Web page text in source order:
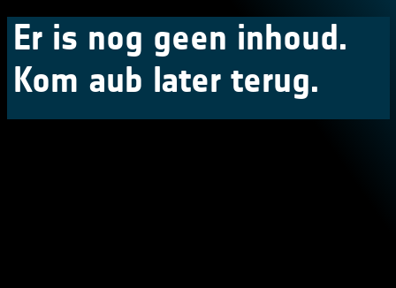
Er is nog geen inhoud.
Kom aub later terug.